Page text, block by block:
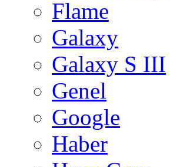
Flame
Galaxy
Galaxy S III
Genel
Google
Haber